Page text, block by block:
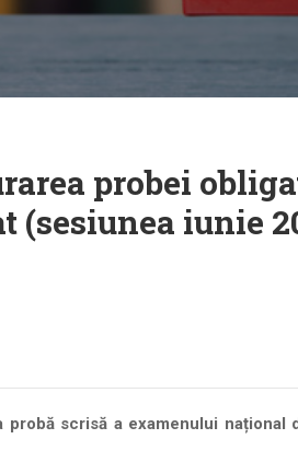
probei
(sesiunea iunie
scrisă a examenului național